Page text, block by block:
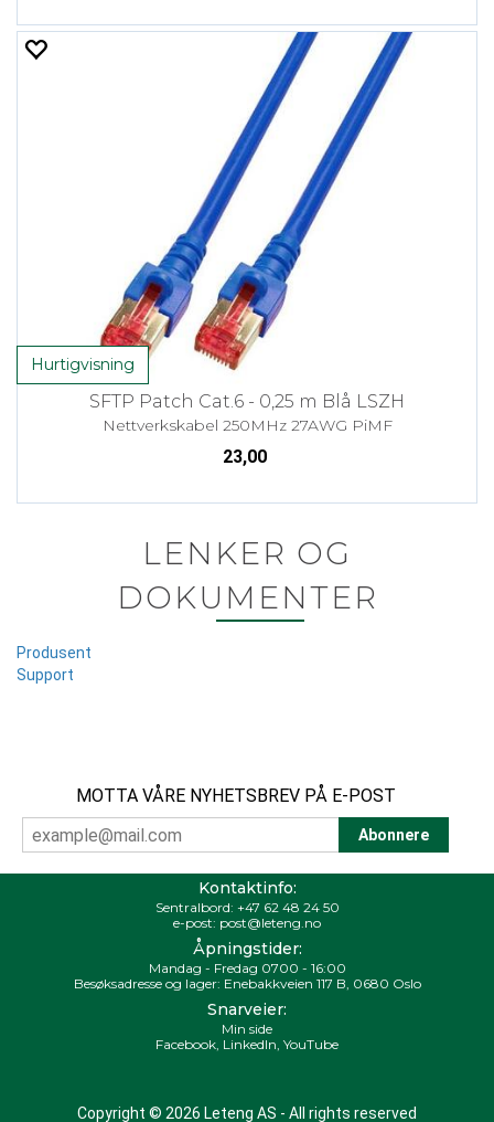
Hurtigvisning
SFTP Patch Cat.6 - 0,25 m Blå LSZH
Nettverkskabel 250MHz 27AWG PiMF
23,00
LENKER OG
DOKUMENTER
Produsent
Support
MOTTA VÅRE NYHETSBREV PÅ E-POST
Kontaktinfo:
Sentralbord: +47 62 48 24 50
e-post: post@leteng.no
Åpningstider:
Mandag - Fredag 0700 - 16:00
Besøksadresse og lager: Enebakkveien 117 B, 0680 Oslo
Snarveier:
Min side
Facebook, LinkedIn, YouTube
Copyright © 2026 Leteng AS - All rights reserved